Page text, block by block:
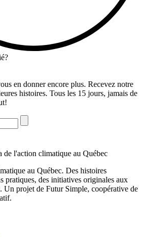
en donner encore plus. Recevez notre
histoires. Tous les 15 jours, jamais de
au Québec. Des histoires
pratiques, des initiatives originales aux
Un projet de Futur Simple, coopérative de